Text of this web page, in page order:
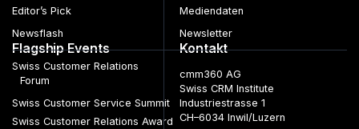
Editor’s Pick
Newsflash
Mediendaten
Newsletter
Flagship Events
Swiss Customer Relations
Forum
Swiss Customer Service Summit
Swiss Customer Relations Award
Kontakt
cmm360 AG
Swiss CRM Institute
Industriestrasse 1
CH–6034 Inwil/Luzern